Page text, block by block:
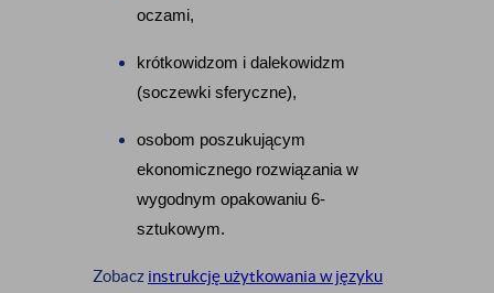
oczami,
krótkowidzom i dalekowidzm
(soczewki sferyczne),
osobom poszukującym
ekonomicznego rozwiązania w
wygodnym opakowaniu 6-
sztukowym.
Zobacz instrukcję użytkowania w języku